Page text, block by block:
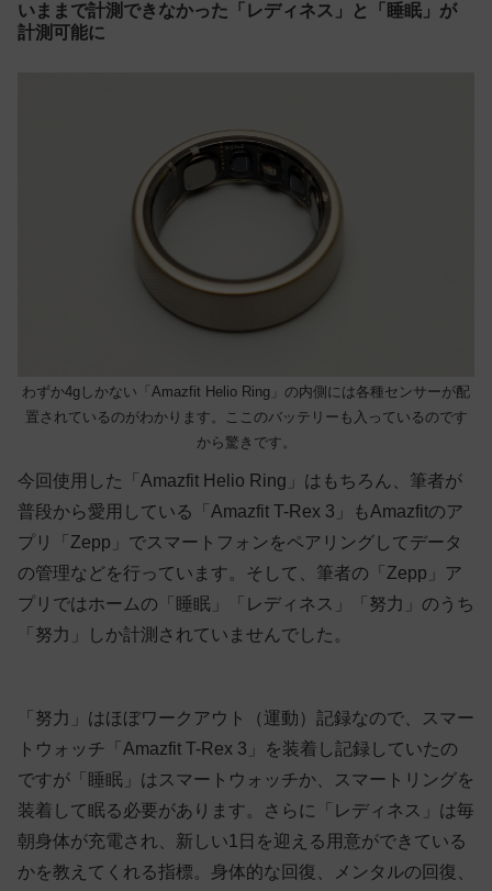
いままで計測できなかった「レディネス」と「睡眠」が
計測可能に
わずか4gしかない「Amazfit Helio Ring」の内側には各種センサーが配
置されているのがわかります。ここのバッテリーも入っているのです
から驚きです。
今回使用した「Amazfit Helio Ring」はもちろん、筆者が
普段から愛用している「Amazfit T-Rex 3」もAmazfitのア
プリ「Zepp」でスマートフォンをペアリングしてデータ
の管理などを行っています。そして、筆者の「Zepp」ア
プリではホームの「睡眠」「レディネス」「努力」のうち
「努力」しか計測されていませんでした。
「努力」はほぼワークアウト（運動）記録なので、スマー
トウォッチ「Amazfit T-Rex 3」を装着し記録していたの
ですが「睡眠」はスマートウォッチか、スマートリングを
装着して眠る必要があります。さらに「レディネス」は毎
朝身体が充電され、新しい1日を迎える用意ができている
かを教えてくれる指標。身体的な回復、メンタルの回復、